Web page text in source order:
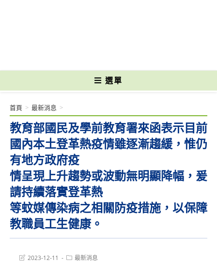
選單
教育部國民及學前教育署來函表示目前
國內本土登革熱疫情雖逐漸趨緩，惟仍
有地方政府疫
情呈現上升趨勢或波動無明顯降幅，爰
請持續落實登革熱
等蚊媒傳染病之相關防疫措施，以保障
教職員工生健康。
首頁 > 最新消息 >
Post2023-12-11
Post最新消息